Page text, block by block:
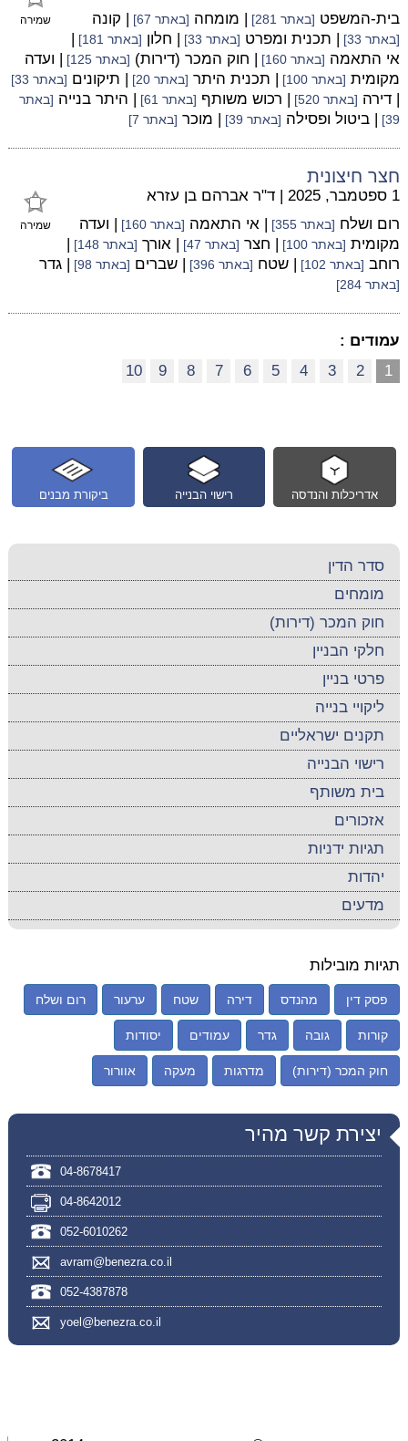
שמירה
בית-המשפט [באתר 281] | מומחה [באתר 67] | קונה
[באתר 33] | תכנית ומפרט [באתר 33] | חלון [באתר 181]
|
אי התאמה [באתר 160] | חוק המכר (דירות) [באתר 125]
| ועדה
מקומית [באתר 100] | תכנית היתר [באתר 20] | תיקונים [באתר 33]
| דירה [באתר 520] | רכוש משותף [באתר 61] | היתר בנייה [באתר
39]
| ביטול ופסילה [באתר 39] | מוכר [באתר 7]
חצר חיצונית
שמירה
1 ספטמבר, 2025 | ד"ר אברהם בן עזרא
רום ושלח [באתר 355] | אי התאמה [באתר 160]
| ועדה
מקומית [באתר 100] | חצר [באתר 47] | אורך [באתר 148]
|
רוחב [באתר 102] | שטח [באתר 396] | שברים [באתר 98] | גדר
[באתר 284]
עמודים :
1
2
3
4
5
6
7
8
9
10
ביקורת מבנים רישוי הבנייה אדריכלות והנדסה
סדר הדין
מומחים
חוק המכר (דירות)
חלקי הבניין
פרטי בניין
ליקויי בנייה
תקנים ישראליים
רישוי הבנייה
בית משותף
אזכורים
תגיות ידניות
יהדות
מדעים
תגיות מובילות
פסק דין מהנדס דירה שטח ערעור רום ושלח
קורות גובה גדר עמודים יסודות
חוק המכר (דירות) מדרגות מעקה אוורור
יצירת קשר מהיר
04-8678417
04-8642012
052-6010262
avram@benezra.co.il
052-4387878
yoel@benezra.co.il